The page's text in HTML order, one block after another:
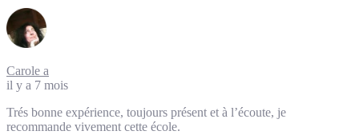
Carole a
il y a 7 mois
Trés bonne expérience, toujours présent et à l’écoute, je
recommande vivement cette école.